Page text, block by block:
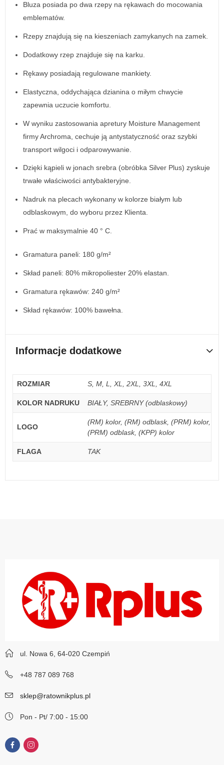
Bluza posiada po dwa rzepy na rękawach do mocowania
emblematów.
Rzepy znajdują się na kieszeniach zamykanych na zamek.
Dodatkowy rzep znajduje się na karku.
Rękawy posiadają regulowane mankiety.
Elastyczna, oddychająca dzianina o miłym chwycie
zapewnia uczucie komfortu.
W wyniku zastosowania apretury Moisture Management
firmy Archroma, cechuje ją antystatyczność oraz szybki
transport wilgoci i odparowywanie.
Dzięki kąpieli w jonach srebra (obróbka Silver Plus) zyskuje
trwałe właściwości antybakteryjne.
Nadruk na plecach wykonany w kolorze białym lub
odblaskowym, do wyboru przez Klienta.
Prać w maksymalnie 40 ° C.
Gramatura paneli: 180 g/m²
Skład paneli: 80% mikropoliester 20% elastan.
Gramatura rękawów: 240 g/m²
Skład rękawów: 100% bawełna.
Informacje dodatkowe
ROZMIAR S, M, L, XL, 2XL, 3XL, 4XL
KOLOR NADRUKU BIAŁY, SREBRNY (odblaskowy)
LOGO
(RM) kolor, (RM) odblask, (PRM) kolor,
(PRM) odblask, (KPP) kolor
FLAGA TAK
ul. Nowa 6, 64-020 Czempiń
+48 787 089 768
sklep@ratownikplus.pl
Pon - Pt/ 7:00 - 15:00